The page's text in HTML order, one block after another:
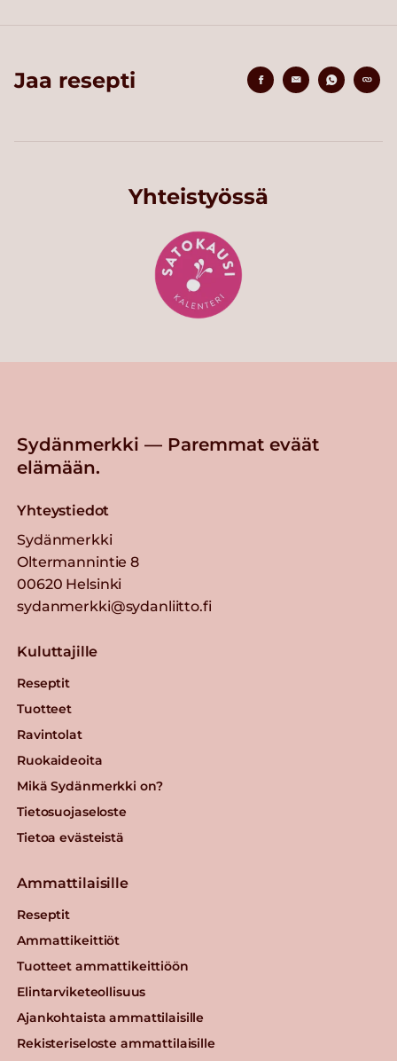
Jaa resepti
Yhteistyössä
Sydänmerkki — Paremmat eväät
elämään.
Yhteystiedot
Sydänmerkki
Oltermannintie 8
00620 Helsinki
sydanmerkki@sydanliitto.fi
Kuluttajille
Reseptit
Tuotteet
Ravintolat
Ruokaideoita
Mikä Sydänmerkki on?
Tietosuojaseloste
Tietoa evästeistä
Ammattilaisille
Reseptit
Ammattikeittiöt
Tuotteet ammattikeittiöön
Elintarviketeollisuus
Ajankohtaista ammattilaisille
Rekisteriseloste ammattilaisille